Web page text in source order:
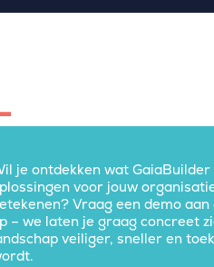
je ontdekken wat GaiaBuilder
voor jouw
Vraag een demo
– we laten je graag concreet
veiliger, sneller en